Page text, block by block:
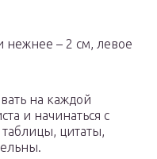
нежнее – 2 см, левое
на каждой
и начинаться с
цитаты,